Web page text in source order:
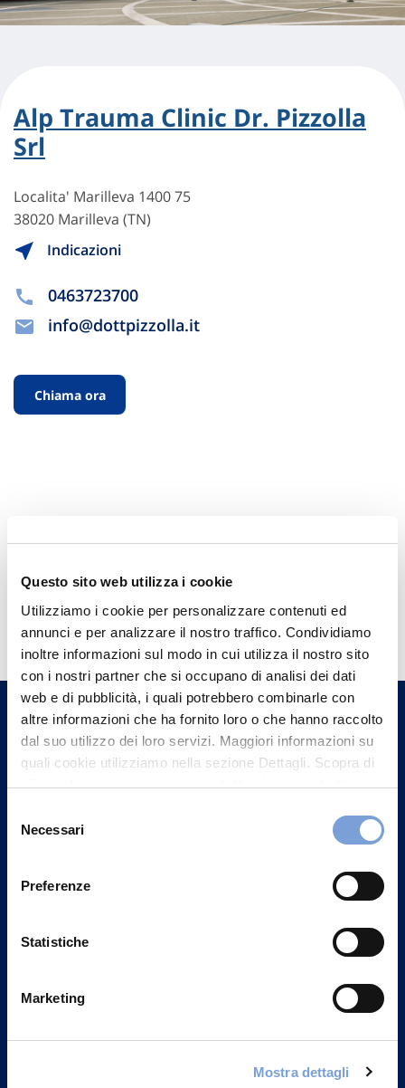
Questo sito web utilizza i cookie
Utilizziamo i cookie per personalizzare contenuti ed
annunci e per analizzare il nostro traffico. Condividiamo
inoltre informazioni sul modo in cui utilizza il nostro sito
con i nostri partner che si occupano di analisi dei dati
web e di pubblicità, i quali potrebbero combinarle con
altre informazioni che ha fornito loro o che hanno raccolto
dal suo utilizzo dei loro servizi. Maggiori informazioni su
quali cookie utilizziamo nella sezione Dettagli. Scopra di
più su chi siamo, come può contattarci e come trattiamo i
può trovare nel footer del sito nella sezione "Informativa
delNecessari
Preferenze
Statistiche
Marketing
Mostra dettagli
Alp Trauma Clinic Dr. Pizzolla
Srl
Localita' Marilleva 1400 75
38020 Marilleva (TN)
Indicazioni
0463723700
info@dottpizzolla.it
Chiama ora
Hai bisogno di
informazioni?
Trova l'Agenzia più vicina a te e parla con
un nostro Agente.
Contattaci
Via Ignazio Gardella, 2